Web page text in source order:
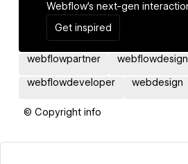
Webflow's next-gen
Get inspired
webflowpartner
webflowdeveloper webdesign
© Copyright info